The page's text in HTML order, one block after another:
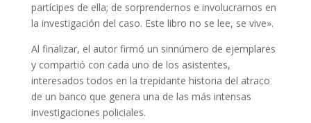
partícipes de ella; de sorprendernos e involucrarnos en
la investigación del caso. Este libro no se lee, se vive».
Al finalizar, el autor firmó un sinnúmero de ejemplares
y compartió con cada uno de los asistentes,
interesados todos en la trepidante historia del atraco
de un banco que genera una de las más intensas
investigaciones policiales.